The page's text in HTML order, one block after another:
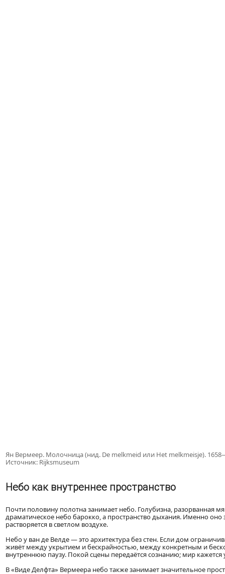
Ян Вермеер. Молочница (нид. De melkmeid или Het melkmeisje).
Источник: Rijksmuseum
Небо как внутреннее пространство
Почти половину полотна занимает небо. Голубизна, разорванная
драматическое небо барокко, а пространство дыхания. Именно
растворяется в светлом воздухе.
Небо у ван де Велде — это архитектура без стен. Если дом
живёт между укрытием и бескрайностью, между конкретным и
внутреннюю паузу. Покой сцены передаётся сознанию; мир
В «Виде Делфта» Вермеера небо также занимает значительное